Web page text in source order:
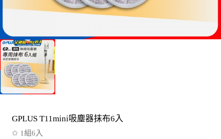
GPLUS T11mini吸塵器抹布6入
✩ 1組6入